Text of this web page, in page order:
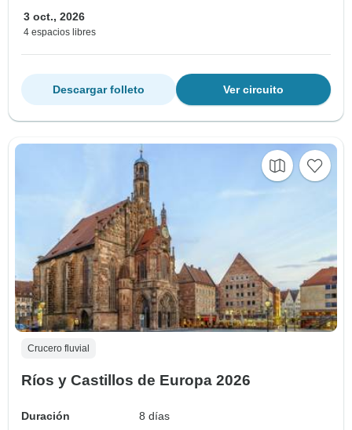
3 oct., 2026
4 espacios libres
Ver circuito
Descargar folleto
Crucero fluvial
Ríos y Castillos de Europa 2026
Duración
8 días